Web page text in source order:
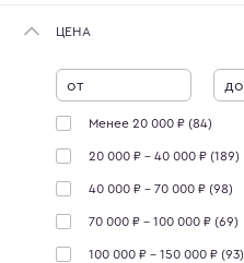
ЦЕНА
от до
Менее 20 000 ₽ (84)
20 000 ₽ - 40 000 ₽ (189)
40 000 ₽ - 70 000 ₽ (98)
70 000 ₽ - 100 000 ₽ (69)
100 000 ₽ - 150 000 ₽ (93)